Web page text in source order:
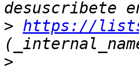
> https://
>